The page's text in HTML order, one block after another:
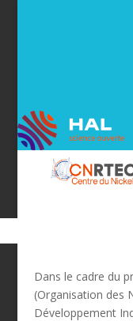
Dans le cadre du
(Organisation des
Développement